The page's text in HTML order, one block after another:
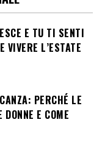
E TU TI SENTI
VIVERE L’ESTATE
PERCHÉ LE
E COME